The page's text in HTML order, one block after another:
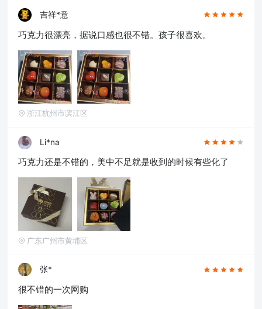
吉祥*意
巧克力很漂亮，据说口感也很不错。孩子很喜欢。
浙江杭州市滨江区
Li*na
巧克力还是不错的，美中不足就是收到的时候有些化了
广东广州市黄埔区
张*
很不错的一次网购